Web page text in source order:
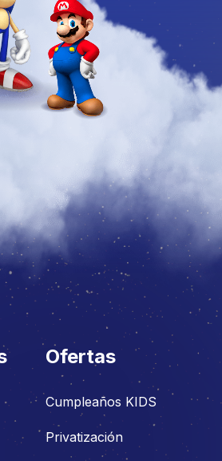
Ofertas
Cumpleaños KIDS
Privatización